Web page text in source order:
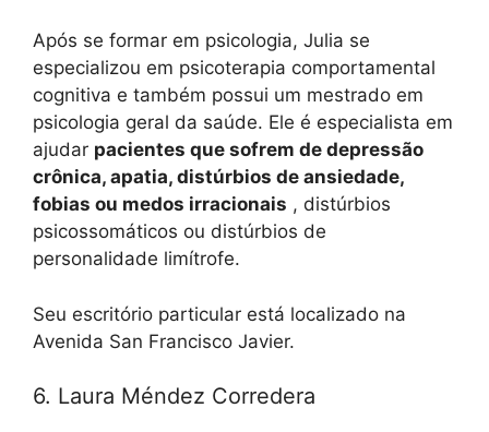
Após se formar em psicologia, Julia se
especializou em psicoterapia comportamental
cognitiva e também possui um mestrado em
psicologia geral da saúde. Ele é especialista em
ajudar pacientes que sofrem de depressão
crônica, apatia, distúrbios de ansiedade,
fobias ou medos irracionais , distúrbios
psicossomáticos ou distúrbios de
personalidade limítrofe.
Seu escritório particular está localizado na
Avenida San Francisco Javier.
6. Laura Méndez Corredera